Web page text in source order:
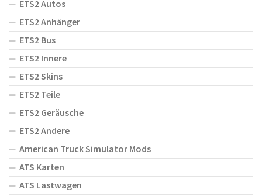
ETS2 Autos
ETS2 Anhänger
ETS2 Bus
ETS2 Innere
ETS2 Skins
ETS2 Teile
ETS2 Geräusche
ETS2 Andere
American Truck Simulator Mods
ATS Karten
ATS Lastwagen